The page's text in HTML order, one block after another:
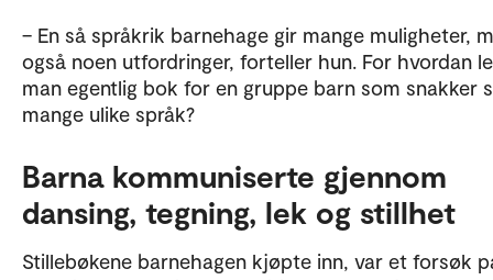
– En så språkrik barnehage gir mange muligheter,
også noen utfordringer, forteller hun. For hvordan
man egentlig bok for en gruppe barn som snakker
mange ulike språk?
Barna kommuniserte gjennom
dansing, tegning, lek og stillhet
Stillebøkene barnehagen kjøpte inn, var et forsøk